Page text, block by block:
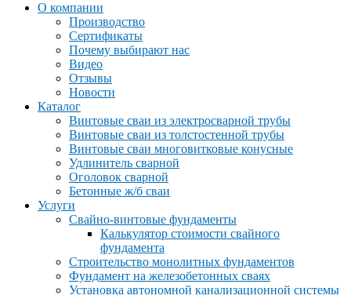
О компании
Производство
Сертификаты
Почему выбирают нас
Видео
Отзывы
Новости
Каталог
Винтовые сваи из электросварной трубы
Винтовые сваи из толстостенной трубы
Винтовые сваи многовитковые конусные
Удлинитель сварной
Оголовок сварной
Бетонные ж/б сваи
Услуги
Свайно-винтовые фундаменты
Калькулятор стоимости свайного
фундамента
Строительство монолитных фундаментов
Фундамент на железобетонных сваях
Установка автономной канализационной системы